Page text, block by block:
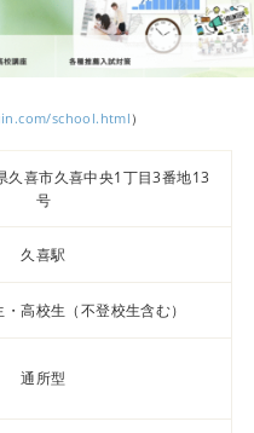
school.html ）
久喜市久喜中央1丁目3番地13
号
久喜駅
高校生（不登校生含む）
通所型